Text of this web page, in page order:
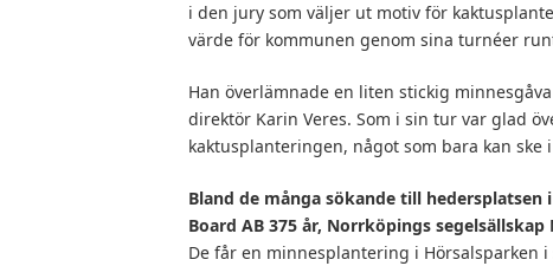
i den jury som väljer ut motiv för
värde för kommunen genom sina turnéer
Han överlämnade en liten stickig
direktör Karin Veres. Som i sin tur var glad
kaktusplanteringen, något som bara kan ske
Bland de många sökande till
Board AB 375 år, Norrköpings segelsällskap
De får en minnesplantering i Hörsalsparken i